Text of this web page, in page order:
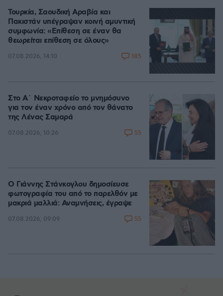
Τουρκία, Σαουδική Αραβία και
Πακιστάν υπέγραψαν κοινή αμυντική
συμφωνία: «Επίθεση σε έναν θα
θεωρείται επίθεση σε όλους»
07.08.2026, 14:10 185
Στο Α΄ Νεκροταφείο το μνημόσυνο
για τον έναν χρόνο από τον θάνατο
της Λένας Σαμαρά
07.08.2026, 10:26 55
Ο Γιάννης Στάνκογλου δημοσίευσε
φωτογραφία του από το παρελθόν με
μακριά μαλλιά: Αναμνήσεις, έγραψε
07.08.2026, 09:09 55